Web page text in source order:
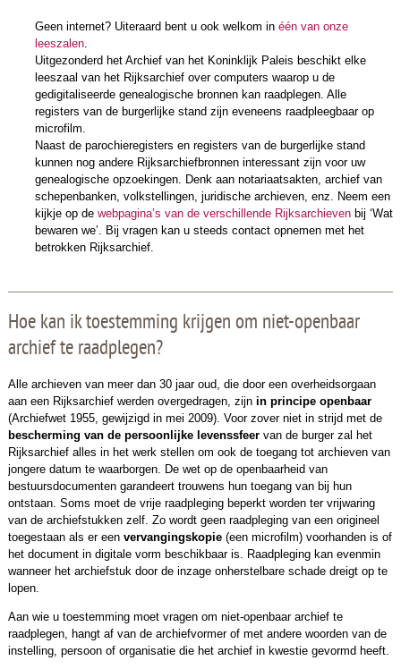
Geen internet? Uiteraard bent u ook welkom in één van onze
leeszalen.
Uitgezonderd het Archief van het Koninklijk Paleis beschikt elke
leeszaal van het Rijksarchief over computers waarop u de
gedigitaliseerde genealogische bronnen kan raadplegen. Alle
registers van de burgerlijke stand zijn eveneens raadpleegbaar op
microfilm.
Naast de parochieregisters en registers van de burgerlijke stand
kunnen nog andere Rijksarchiefbronnen interessant zijn voor uw
genealogische opzoekingen. Denk aan notariaatsakten, archief van
schepenbanken, volkstellingen, juridische archieven, enz. Neem een
kijkje op de webpagina’s van de verschillende Rijksarchievenbij ‘Wat
bewaren we’. Bij vragen kan u steeds contact opnemen met het
betrokken Rijksarchief.
Hoe kan ik toestemming krijgen om niet-openbaar
archief te raadplegen?
Alle archieven van meer dan 30 jaar oud, die door een overheidsorgaan
aan een Rijksarchief werden overgedragen, zijn in principe openbaar
(Archiefwet 1955, gewijzigd in mei 2009). Voor zover niet in strijd met de
bescherming van de persoonlijke levenssfeervan de burger zal het
Rijksarchief alles in het werk stellen om ook de toegang tot archieven van
jongere datum te waarborgen. De wet op de openbaarheid van
bestuursdocumenten garandeert trouwens hun toegang van bij hun
ontstaan. Soms moet de vrije raadpleging beperkt worden ter vrijwaring
van de archiefstukken zelf. Zo wordt geen raadpleging van een origineel
toegestaan als er een vervangingskopie (een microfilm) voorhanden is of
het document in digitale vorm beschikbaar is. Raadpleging kan evenmin
wanneer het archiefstuk door de inzage onherstelbare schade dreigt op te
lopen.
Aan wie u toestemming moet vragen om niet-openbaar archief te
raadplegen, hangt af van de archiefvormer of met andere woorden van de
instelling, persoon of organisatie die het archief in kwestie gevormd heeft.